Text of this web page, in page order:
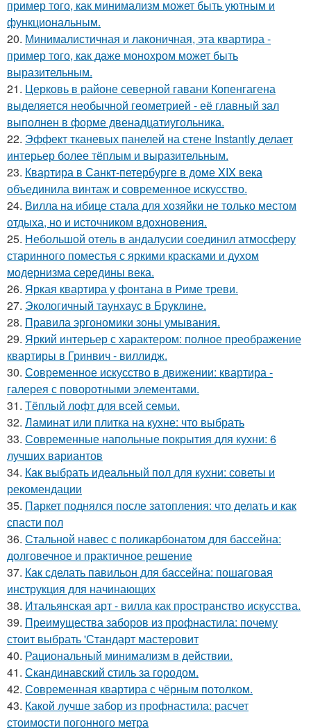
пример того, как минимализм может быть уютным и
функциональным.
20. Минималистичная и лаконичная, эта квартира -
пример того, как даже монохром может быть
выразительным.
21. Церковь в районе северной гавани Копенгагена
выделяется необычной геометрией - её главный зал
выполнен в форме двенадцатиугольника.
22. Эффект тканевых панелей на стене Instantly делает
интерьер более тёплым и выразительным.
23. Квартира в Санкт-петербурге в доме XIX века
объединила винтаж и современное искусство.
24. Вилла на ибице стала для хозяйки не только местом
отдыха, но и источником вдохновения.
25. Небольшой отель в андалусии соединил атмосферу
старинного поместья с яркими красками и духом
модернизма середины века.
26. Яркая квартира у фонтана в Риме треви.
27. Экологичный таунхаус в Бруклине.
28. Правила эргономики зоны умывания.
29. Яркий интерьер с характером: полное преображение
квартиры в Гринвич - виллидж.
30. Современное искусство в движении: квартира -
галерея с поворотными элементами.
31. Тёплый лофт для всей семьи.
32. Ламинат или плитка на кухне: что выбрать
33. Современные напольные покрытия для кухни: 6
лучших вариантов
34. Как выбрать идеальный пол для кухни: советы и
рекомендации
35. Паркет поднялся после затопления: что делать и как
спасти пол
36. Стальной навес с поликарбонатом для бассейна:
долговечное и практичное решение
37. Как сделать павильон для бассейна: пошаговая
инструкция для начинающих
38. Итальянская арт - вилла как пространство искусства.
39. Преимущества заборов из профнастила: почему
стоит выбрать 'Стандарт мастеровит
40. Рациональный минимализм в действии.
41. Скандинавский стиль за городом.
42. Современная квартира с чёрным потолком.
43. Какой лучше забор из профнастила: расчет
стоимости погонного метра